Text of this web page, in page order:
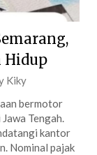
Hidup
Kiky
bermotor
Tengah.
kantor
Nominal pajak